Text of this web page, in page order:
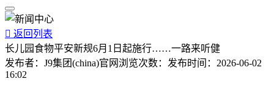
 返回列表
长儿园食物平安新规6月1日起施行……一路来听健
发布者： J9集团(china)官网 浏览次数： 发布时间： 2026-06-02
16:02